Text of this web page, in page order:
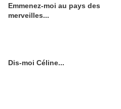
Emmenez-moi au pays des
merveilles...
Dis-moi Céline...